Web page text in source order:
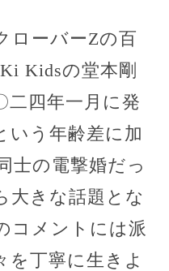
ローバーZの百
Kidsの堂本剛
二四年一月に発
いう年齢差に加
士の電撃婚だっ
大きな話題とな
コメントには派
を丁寧に生きよ